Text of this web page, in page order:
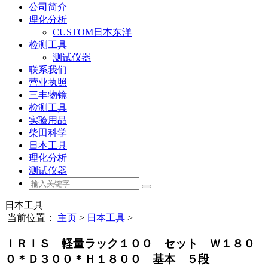
公司简介
理化分析
CUSTOM日本东洋
检测工具
测试仪器
联系我们
营业执照
三丰物镜
检测工具
实验用品
柴田科学
日本工具
理化分析
测试仪器
日本工具
当前位置： 主页 > 日本工具 >
ＩＲＩＳ 軽量ラック１００ セット Ｗ１８０
０＊Ｄ３００＊Ｈ１８００ 基本 ５段